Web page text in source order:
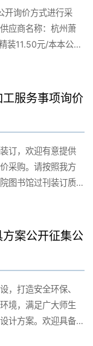
进高水平应用型医
实推进学科专业建
学习先进经验，召
升临床医学、护理
工作，遴选立项校
法》《微专业建设
实行专业动态调
与省疾控中心共建
双赢路径，签订新一
流学科（A类）发
构建与实践》获
会议研讨国家级成果
级教学成果奖。制
转化资源库，组织
办的成果宣介会，
建设，成功布局省
技术可靠、经验丰
，进行现场检测和
日内向甲方提供结
报名：1.报名时
14时00分。2.采用
。六、报名
权委托书；（2）本
印件盖公章；（4）
文件递交截止时间
6月5日14时00分前
达或未密封将予以
及地点：本次比价
二期建设工程中建
以派授权代表出席
学院地址：杭州市
人电话：
2日
开询价方式进行采
应商名称：杭州萧
装11.50元/本本公告
联系人：冀老师质
老师/朱老师 投诉联
州医学院
服务事项询价
订，欢迎有意提供
采购。请按照我方
图书馆过刊装订质
请于5月20日前将报
杭州市临安区颐康
二：关于杭州医学
案公开征集公
，打造安全环保、
境，满足广大师生
计方案。欢迎具备